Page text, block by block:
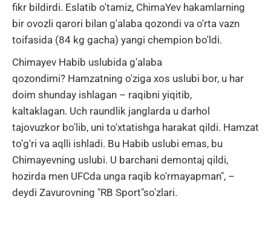
fikr bildirdi. Eslatib o'tamiz, ChimaYev hakamlarning
bir ovozli qarori bilan g'alaba qozondi va o'rta vazn
toifasida (84 kg gacha) yangi chempion bo'ldi.
Chimayev Habib uslubida g'alaba
qozondimi? Hamzatning o'ziga xos uslubi bor, u har
doim shunday ishlagan – raqibni yiqitib,
kaltaklagan. Uch raundlik janglarda u darhol
tajovuzkor bo'lib, uni to'xtatishga harakat qildi. Hamzat
to'g'ri va aqlli ishladi. Bu Habib uslubi emas, bu
Chimayevning uslubi. U barchani demontaj qildi,
hozirda men UFCda unga raqib ko'rmayapman", –
deydi Zavurovning "RB Sport"so'zlari.